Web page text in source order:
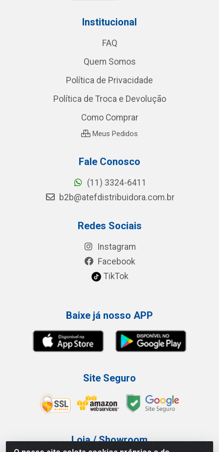
Institucional
FAQ
Quem Somos
Política de Privacidade
Política de Troca e Devolução
Como Comprar
Meus Pedidos
Fale Conosco
(11) 3324-6411
b2b@atefdistribuidora.com.br
Redes Sociais
Instagram
Facebook
TikTok
Baixe já nosso APP
Site Seguro
Loja / Showroom